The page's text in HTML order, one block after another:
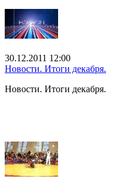
30.12.2011 12:00
Новости. Итоги декабря.
Новости. Итоги декабря.